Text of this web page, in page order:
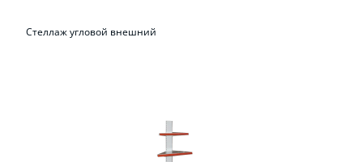
Стеллаж угловой внешний